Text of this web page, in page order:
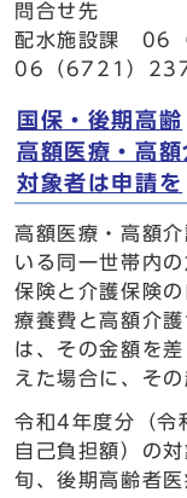
問合せ先
配水施設課 06
06（6721）
国保・後期高齢
高額医療・高
対象者は申請を
高額医療・高額
いる同一世帯内
保険と介護保険
療養費と高額介
は、その金額を
えた場合に、そ
令和4年度分（
自己負担額）の
旬、後期高齢者